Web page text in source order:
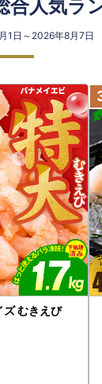
人気ラ
1日～2026年8月7日
ズ むきえび